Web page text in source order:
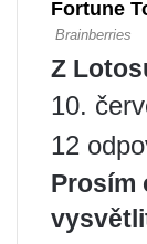
Z
10.
12
Prosím